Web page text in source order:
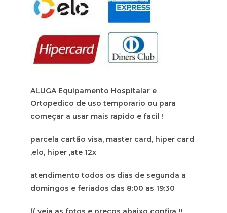
ALUGA Equipamento Hospitalar e
Ortopedico de uso temporario ou para
começar a usar mais rapido e facil !
parcela cartão visa, master card, hiper card
,elo, hiper ,ate 12x
atendimento todos os dias de segunda a
domingos e feriados das 8:00 as 19:30